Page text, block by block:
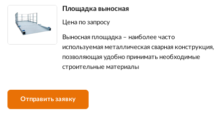
Площадка выносная
Цена по запросу
Выносная площадка – наиболее часто
используемая металлическая сварная конструкция,
позволяющая удобно принимать необходимые
строительные материалы
Отправить заявку